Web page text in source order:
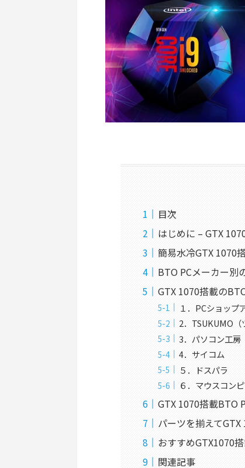
目次
はじめに – GTX
簡易水冷GTX 1070
BTO PCメーカー別
GTX 1070搭載の
１．PCショップ
2．TSUKUMO
3．パソコン工房
4．サイコム
５．ドスパラ
６．マウスコン
GTX 1070搭載BTO
パーツを揃えて
おすすめGTX1070
関連記事